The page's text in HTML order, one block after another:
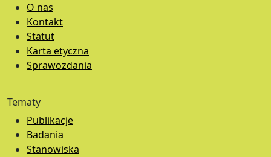
O nas
Kontakt
Statut
Karta etyczna
Sprawozdania
Tematy
Publikacje
Badania
Stanowiska